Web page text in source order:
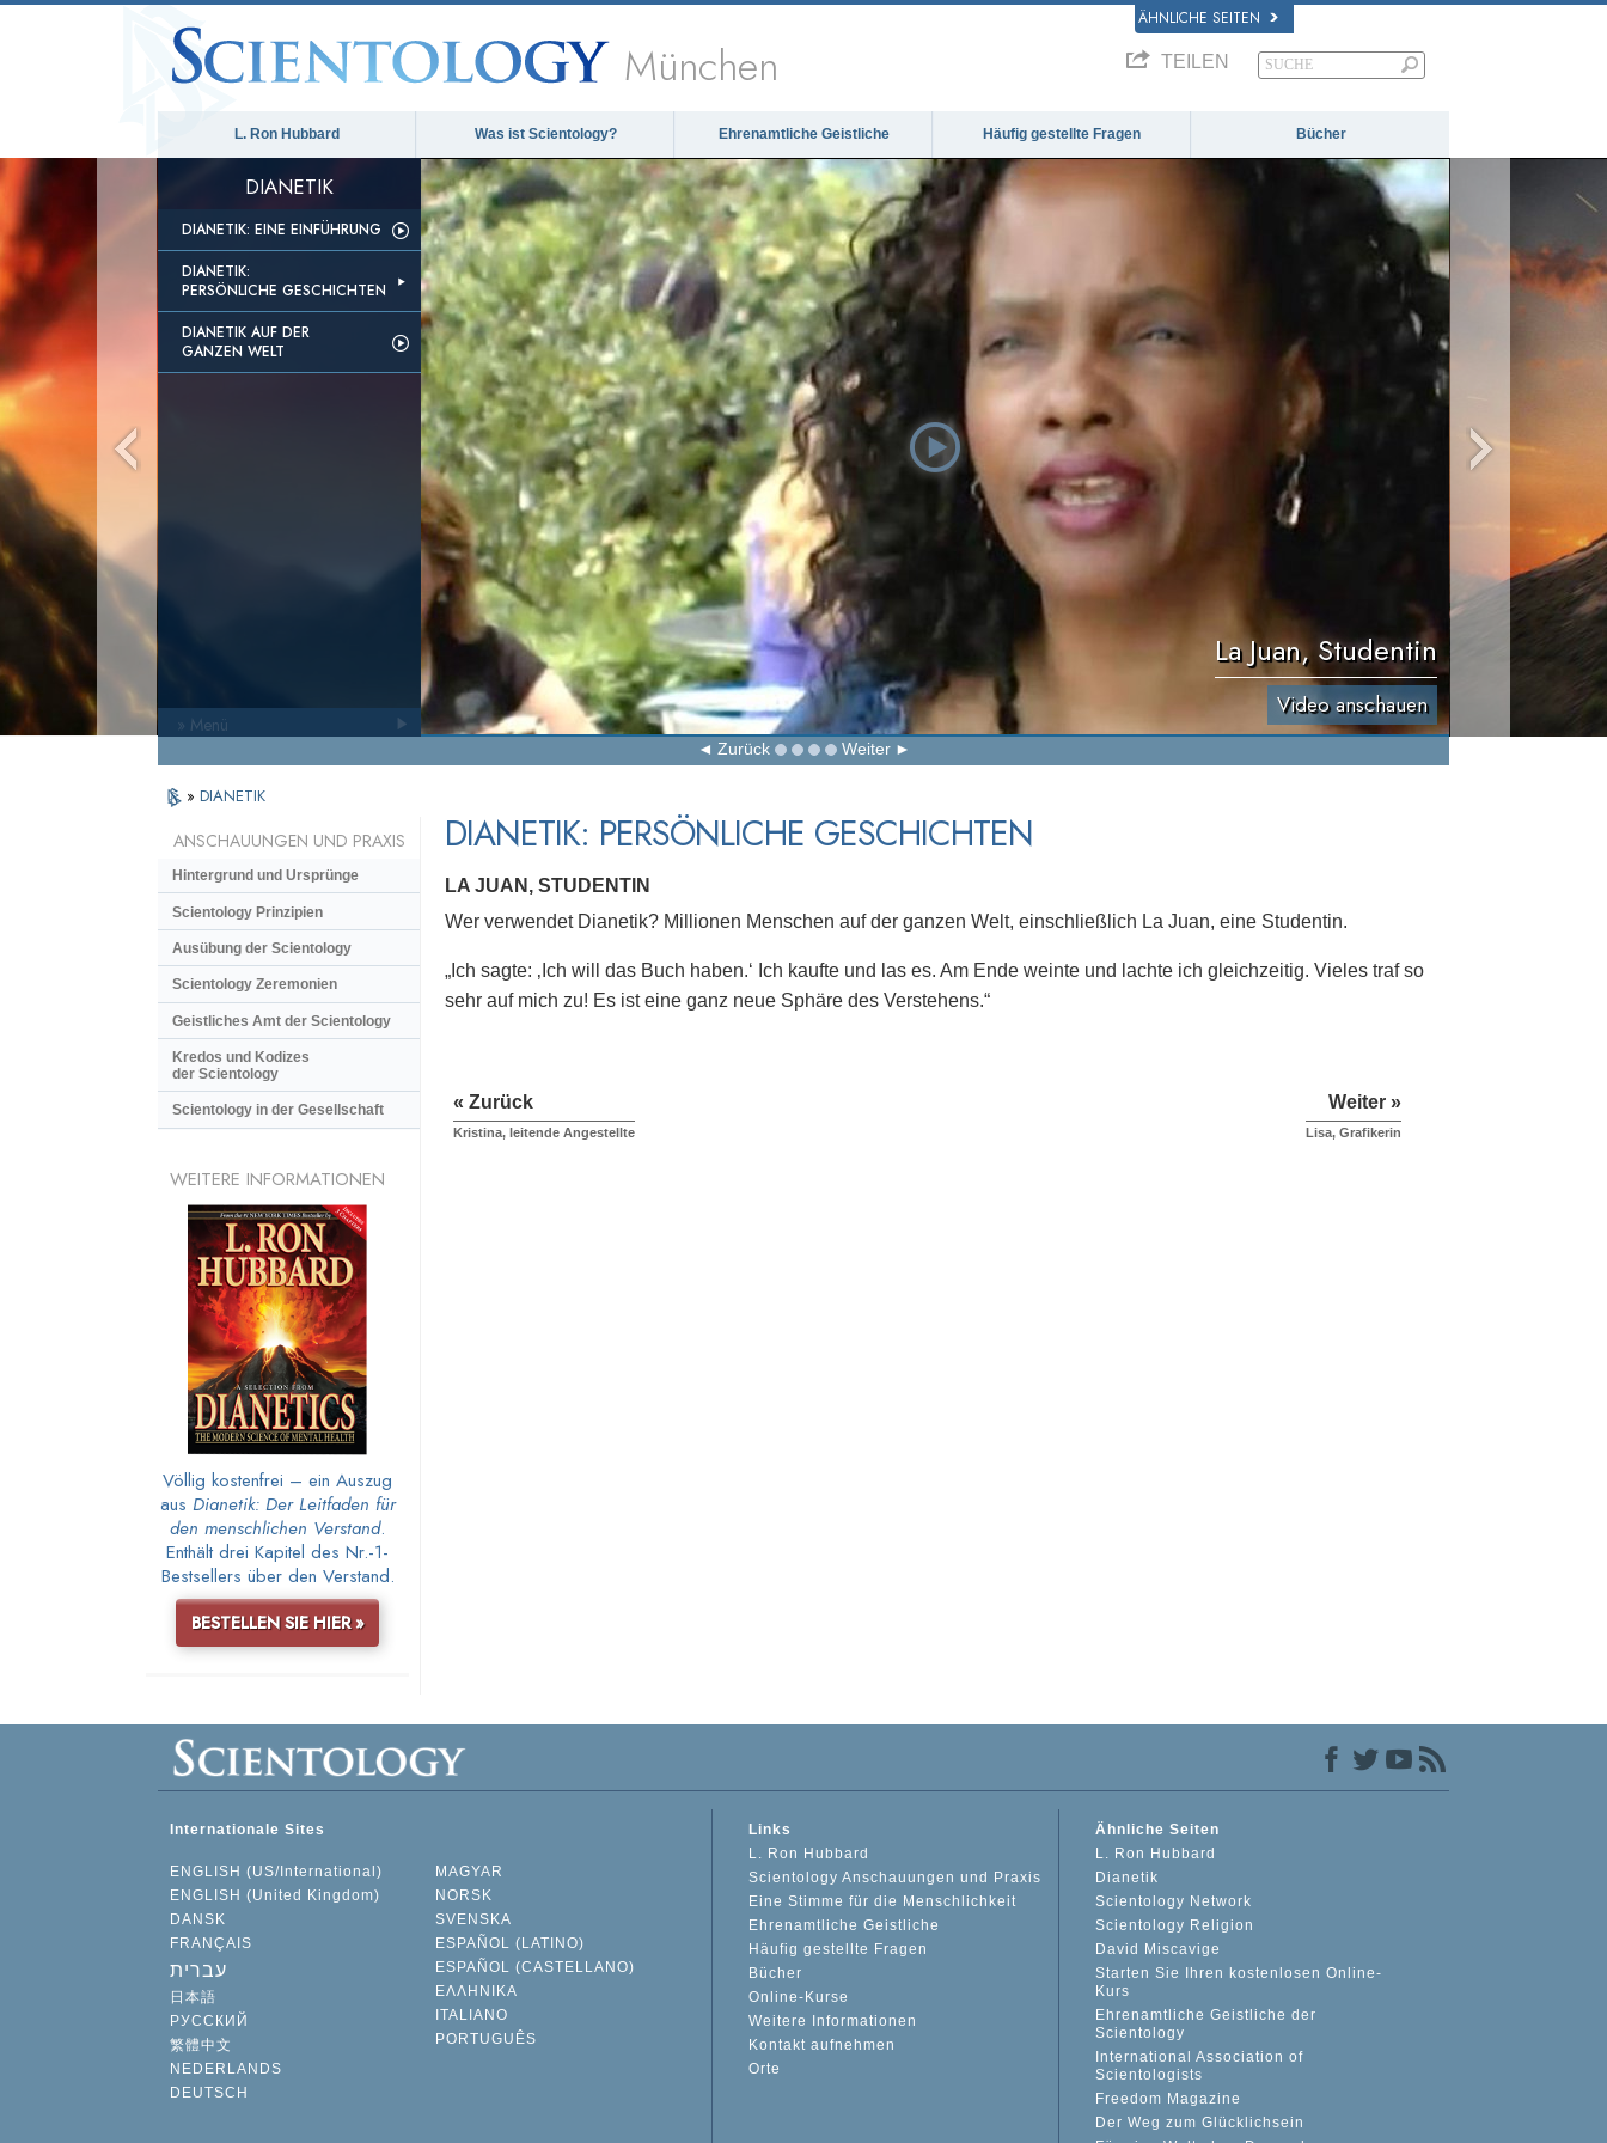
ÄHNLICHE SEITEN
München TEILEN
L. Ron Hubbard Was ist Scientology? Ehrenamtliche Geistliche Häufig gestellte Fragen Bücher
DIANETIK
DIANETIK: EINE EINFÜHRUNG
DIANETIK:
PERSÖNLICHE GESCHICHTEN
DIANETIK AUF DER
GANZEN WELT
La Juan, Studentin
Video anschauen
Zurück Weiter
» Menü
» DIANETIK
DIANETIK: PERSÖNLICHE GESCHICHTEN
LA JUAN, STUDENTIN
Wer verwendet Dianetik? Millionen Menschen auf der ganzen Welt, einschließlich La Juan, eine Studentin.
„Ich sagte: ‚Ich will das Buch haben.‘ Ich kaufte und las es. Am Ende weinte und lachte ich gleichzeitig. Vieles traf so
sehr auf mich zu! Es ist eine ganz neue Sphäre des Verstehens.“
« Zurück
Kristina, leitende Angestellte
Weiter »
Lisa, Grafikerin
ANSCHAUUNGEN UND PRAXIS
Hintergrund und Ursprünge
Scientology Prinzipien
Ausübung der Scientology
Scientology Zeremonien
Geistliches Amt der Scientology
Kredos und Kodizes
der Scientology
Scientology in der Gesellschaft
WEITERE INFORMATIONEN
Völlig kostenfrei – ein Auszug
aus Dianetik: Der Leitfaden für
den menschlichen Verstand.
Enthält drei Kapitel des Nr.-1-
Bestsellers über den Verstand.
BESTELLEN SIE HIER »
Internationale Sites
ENGLISH (US/International)
ENGLISH (United Kingdom)
DANSK
FRANÇAIS
עברית
日本語
РУССКИЙ
繁體中文
NEDERLANDS
DEUTSCH
MAGYAR
NORSK
SVENSKA
ESPAÑOL (LATINO)
ESPAÑOL (CASTELLANO)
ΕΛΛΗΝΙΚA
ITALIANO
PORTUGUÊS
Links
L. Ron Hubbard
Scientology Anschauungen und Praxis
Eine Stimme für die Menschlichkeit
Ehrenamtliche Geistliche
Häufig gestellte Fragen
Bücher
Online-Kurse
Weitere Informationen
Kontakt aufnehmen
Orte
Ähnliche Seiten
L. Ron Hubbard
Dianetik
Scientology Network
Scientology Religion
David Miscavige
Starten Sie Ihren kostenlosen Online-
Kurs
Ehrenamtliche Geistliche der
Scientology
International Association of
Scientologists
Freedom Magazine
Der Weg zum Glücklichsein